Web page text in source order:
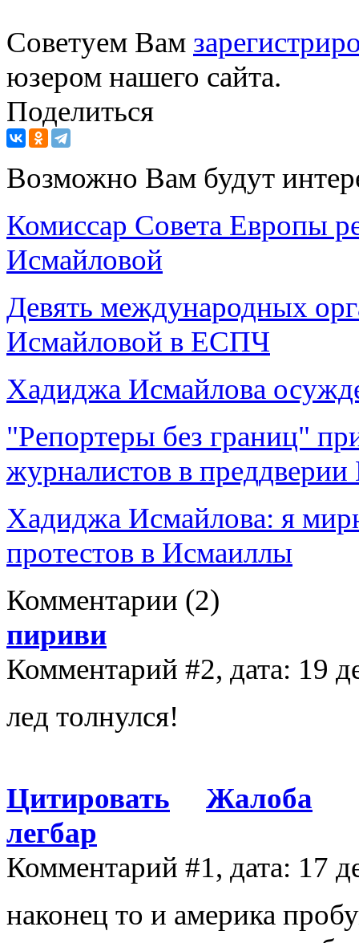
Советуем Вам
юзером нашего сайта.
Поделиться
Возможно Вам будут
Комиссар Совета Европы
Исмайловой
Девять международных
Исмайловой в ЕСПЧ
Хадиджа Исмайлова
"Репортеры без границ"
журналистов в преддверии
Хадиджа Исмайлова: я
протестов в Исмаиллы
Комментарии (2)
пириви
Комментарий #2, дата: 19
лед толнулся!
Цитировать
Жалоба
легбар
Комментарий #1, дата: 17
наконец то и америка